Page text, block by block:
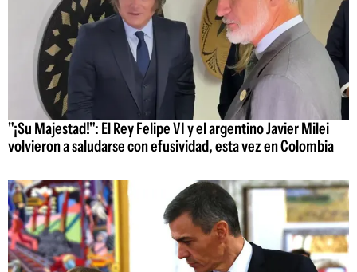
"¡Su Majestad!": El Rey Felipe VI y el argentino Javier Milei
volvieron a saludarse con efusividad, esta vez en Colombia